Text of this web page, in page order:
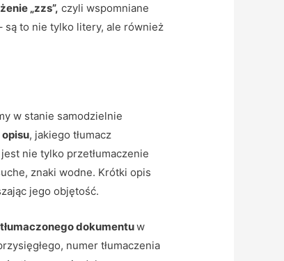
„zzs”, czyli wspomniane
są to nie tylko litery, ale również
w stanie samodzielnie
, jakiego tłumacz
nie tylko przetłumaczenie
znaki wodne. Krótki opis
jego objętość.
dokumentuw
numer tłumaczenia